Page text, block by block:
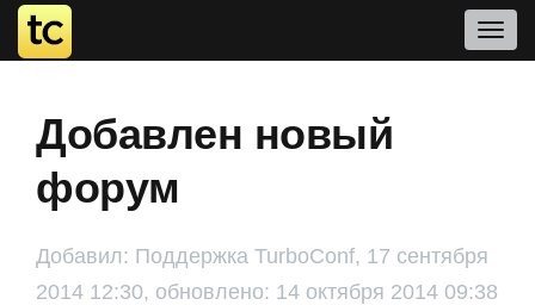
Добавлен новый
форум
Добавил: Поддержка TurboConf, 17 сентября
2014 12:30, обновлено: 14 октября 2014 09:38